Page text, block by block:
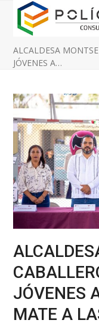
Skip
content
Open
mobile
menu
Close
mobile
menu
ALCALDESA
JÓVENES A…
JÓVENES
MATE A